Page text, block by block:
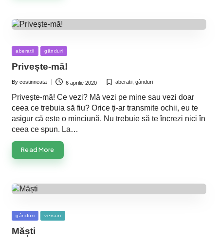
Posted
in
aberatii gânduri
Privește-mă!
Posted
By costinneata 6 aprilie 2020
Postedaberatii ,gânduri
Privește-mă! Ce vezi? Mă vezi pe mine sau vezi doar
ceea ce trebuia să fiu? Orice ți-ar transmite ochii, eu te
asigur că este o minciună. Nu trebuie să te încrezi nici în
ceea ce spun. La…
Read More
Posted
in
gânduri versuri
Măști